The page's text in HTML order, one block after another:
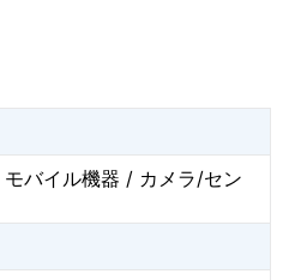
バイル機器 / カメラ/セン